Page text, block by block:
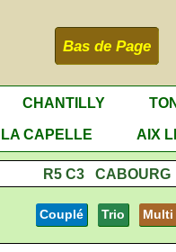
Bas de Page
CHANTILLY
LA CAPELLE
AIX
R5 C3 CABOURG
Couplé Trio Multi